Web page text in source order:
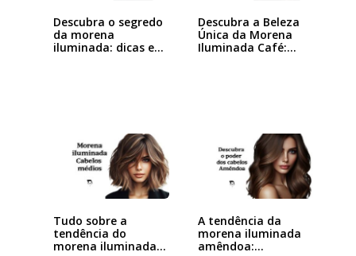
Descubra o segredo
da morena
iluminada: dicas e…
Descubra a Beleza
Única da Morena
Iluminada Café:…
Tudo sobre a
tendência do
morena iluminada
A tendência da
morena iluminada
amêndoa: